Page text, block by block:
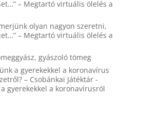
– Megtartó virtuális ölelés a
olyan nagyon szeretni,
– Megtartó virtuális ölelés a
gyászoló tömeg
a gyerekekkel a koronavírus
– Csobánkai Játéktár-
gyerekekkel a koronavírusról